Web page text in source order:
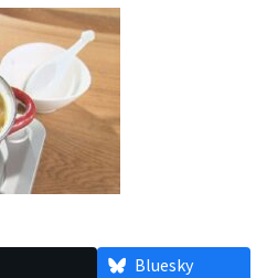
Bluesky